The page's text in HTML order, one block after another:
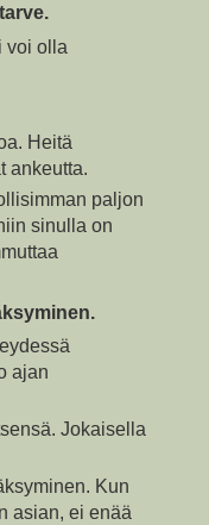
voi olla
Heitä
ankeutta.
paljon
sinulla on
ajan
Jokaisella
Kun
asian, ei enää